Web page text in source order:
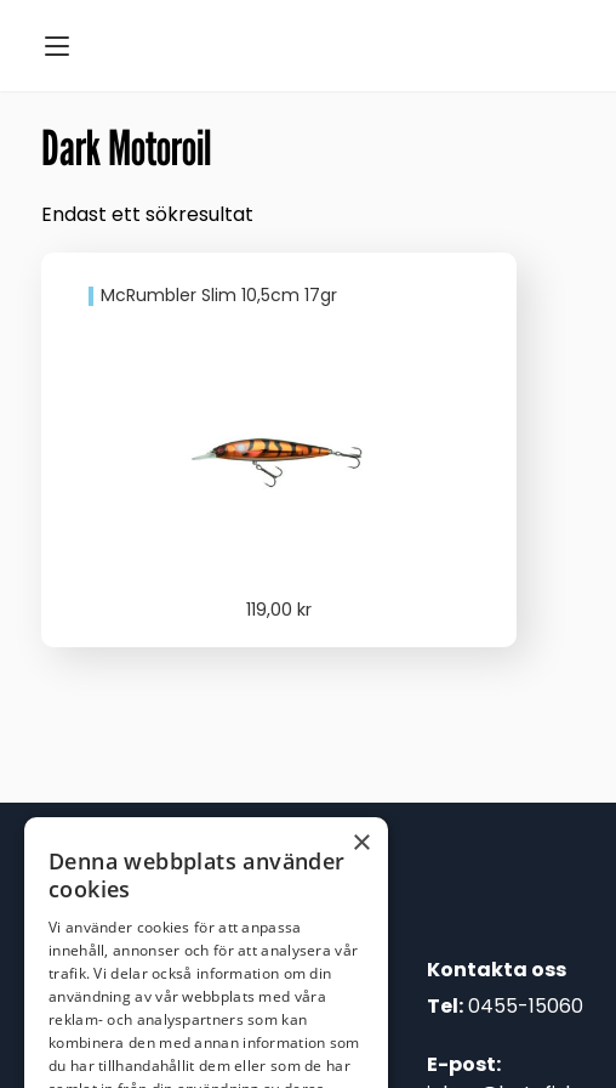
Dark Motoroil
Endast ett sökresultat
McRumbler Slim 10,5cm 17gr
119,00 kr
Kontakta oss
Tel:0455-15060
E-post:
×
Denna webbplats använder
cookies
Vi använder cookies för att anpassa
innehåll, annonser och för att analysera vår
trafik. Vi delar också information om din
användning av vår webbplats med våra
reklam- och analyspartners som kan
kombinera den med annan information som
du har tillhandahållit dem eller som de har